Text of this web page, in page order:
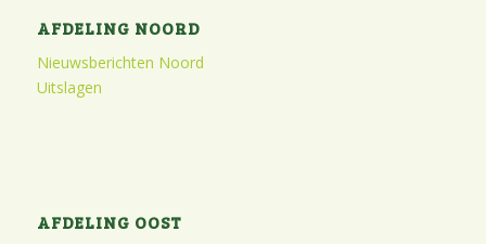
AFDELING NOORD
Nieuwsberichten Noord
Uitslagen
AFDELING OOST